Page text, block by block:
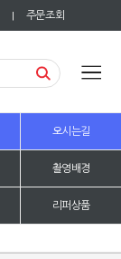
| 주문조회
오시는길
촬영배경
리퍼상품